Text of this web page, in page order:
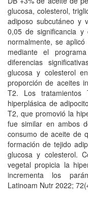
glucosa, colesterol,
adiposo subcutáneo y
0,05 de significancia
normalmente, se
mediante el
diferencias
glucosa y colesterol
proporción de aceites
T2. Los tratamientos
hiperplásica de
T2, que promovió la
fue similar en ambos
consumo de aceite de
formación de tejido
glucosa y colesterol.
vegetal propicia la
incrementa los
Latinoam Nutr 2022;